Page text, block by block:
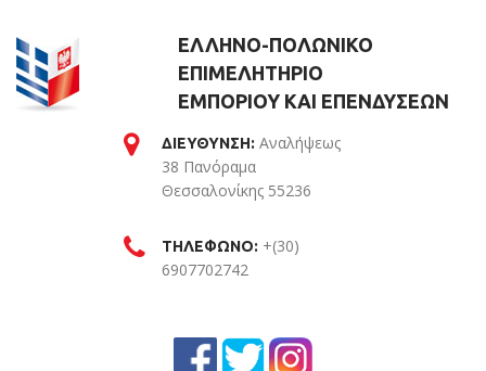
ΕΛΛΗΝΟ-ΠΟΛΩΝΙΚΟ
ΕΠΙΜΕΛΗΤΗΡΙΟ
ΕΜΠΟΡΙΟΥ ΚΑΙ ΕΠΕΝΔΥΣΕΩΝ
ΔΙΕΥΘΥΝΣΗ: Αναλήψεως
38 Πανόραμα
Θεσσαλονίκης 55236
ΤΗΛΕΦΩΝΟ: +(30)
6907702742